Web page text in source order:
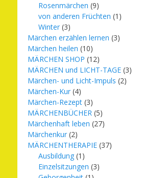
Rosenmärchen (9)
von anderen Früchten (1)
Winter (3)
Märchen erzählen lernen (3)
Märchen heilen (10)
MÄRCHEN SHOP (12)
MÄRCHEN und LICHT-TAGE (3)
Märchen- und Licht-Impuls (2)
Märchen-Kur (4)
Märchen-Rezept (3)
MÄRCHENBÜCHER (5)
Märchenhaft leben (27)
Märchenkur (2)
MÄRCHENTHERAPIE (37)
Ausbildung (1)
Einzelsitzungen (3)